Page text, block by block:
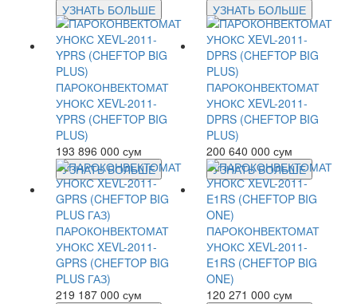
УЗНАТЬ БОЛЬШЕ
УЗНАТЬ БОЛЬШЕ
ПАРОКОНВЕКТОМАТ
УНОКС XEVL-2011-
YPRS (CHEFTOP BIG
PLUS)
193 896 000 сум
УЗНАТЬ БОЛЬШЕ
ПАРОКОНВЕКТОМАТ
УНОКС XEVL-2011-
DPRS (CHEFTOP BIG
PLUS)
200 640 000 сум
УЗНАТЬ БОЛЬШЕ
ПАРОКОНВЕКТОМАТ
УНОКС XEVL-2011-
GPRS (CHEFTOP BIG
PLUS ГАЗ)
219 187 000 сум
ПАРОКОНВЕКТОМАТ
УНОКС XEVL-2011-
E1RS (CHEFTOP BIG
ONE)
120 271 000 сум